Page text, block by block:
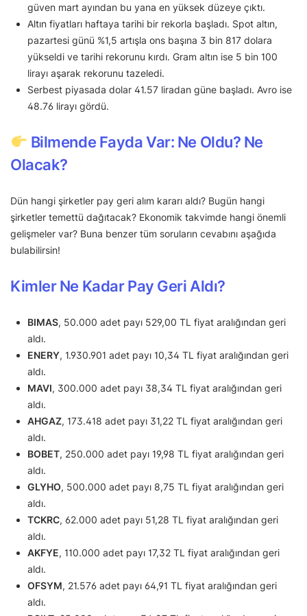
güven mart ayından bu yana en yüksek düzeye çıktı.
Altın fiyatları haftaya tarihi bir rekorla başladı. Spot altın,
pazartesi günü %1,5 artışla ons başına 3 bin 817 dolara
yükseldi ve tarihi rekorunu kırdı. Gram altın ise 5 bin 100
lirayı aşarak rekorunu tazeledi.
Serbest piyasada dolar 41.57 liradan güne başladı. Avro ise
48.76 lirayı gördü.
Bilmende Fayda Var: Ne Oldu? Ne
Olacak?
Dün hangi şirketler pay geri alım kararı aldı? Bugün hangi
şirketler temettü dağıtacak? Ekonomik takvimde hangi önemli
gelişmeler var? Buna benzer tüm soruların cevabını aşağıda
bulabilirsin!
Kimler Ne Kadar Pay Geri Aldı?
BIMAS, 50.000 adet payı 529,00 TL fiyat aralığından geri
aldı.
ENERY, 1.930.901 adet payı 10,34 TL fiyat aralığından geri
aldı.
MAVI, 300.000 adet payı 38,34 TL fiyat aralığından geri
aldı.
AHGAZ, 173.418 adet payı 31,22 TL fiyat aralığından geri
aldı.
BOBET, 250.000 adet payı 19,98 TL fiyat aralığından geri
aldı.
GLYHO, 500.000 adet payı 8,75 TL fiyat aralığından geri
aldı.
TCKRC, 62.000 adet payı 51,28 TL fiyat aralığından geri
aldı.
AKFYE, 110.000 adet payı 17,32 TL fiyat aralığından geri
aldı.
OFSYM, 21.576 adet payı 64,91 TL fiyat aralığından geri
aldı.